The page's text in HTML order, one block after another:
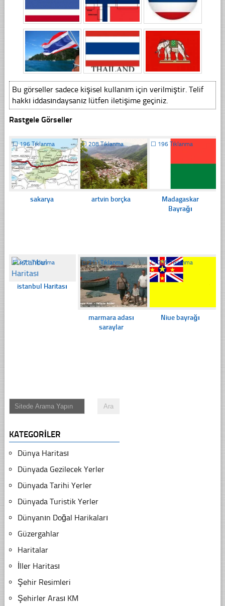
Bu görseller sadece kişisel kullanım için verilmiştir. Telif
hakkı iddasındaysanız lütfen iletişime geçiniz.
Rastgele Görseller
☐196 Tıklanma
sakarya
☐208 Tıklanma
artvin borçka
☐ 196 Tıklanma
Madagaskar
Bayrağı
☐471 Tıklanma
istanbul Haritası
☐211 Tıklanma
marmara adası
saraylar
☐205 Tıklanma
Niue bayrağı
KATEGORILER
Dünya Haritası
Dünyada Gezilecek Yerler
Dünyada Tarihi Yerler
Dünyada Turistik Yerler
Dünyanın Doğal Harikaları
Güzergahlar
Haritalar
İller Haritası
Şehir Resimleri
Şehirler Arası KM